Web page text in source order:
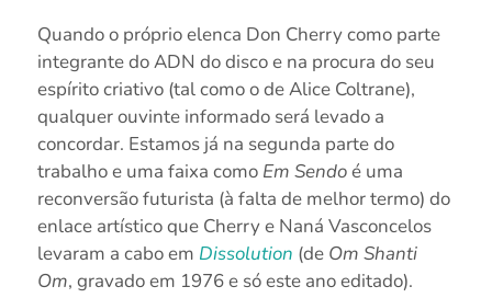
Quando o próprio elenca Don Cherry como parte
integrante do ADN do disco e na procura do seu
espírito criativo (tal como o de Alice Coltrane),
qualquer ouvinte informado será levado a
concordar. Estamos já na segunda parte do
trabalho e uma faixa como Em Sendoé uma
reconversão futurista (à falta de melhor termo) do
enlace artístico que Cherry e Naná Vasconcelos
levaram a cabo em Dissolution (de Om Shanti
Om, gravado em 1976 e só este ano editado).